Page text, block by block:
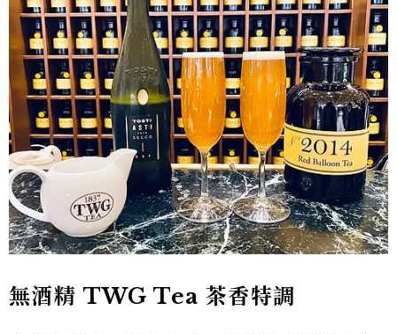
無酒精 TWG Tea 茶香特調